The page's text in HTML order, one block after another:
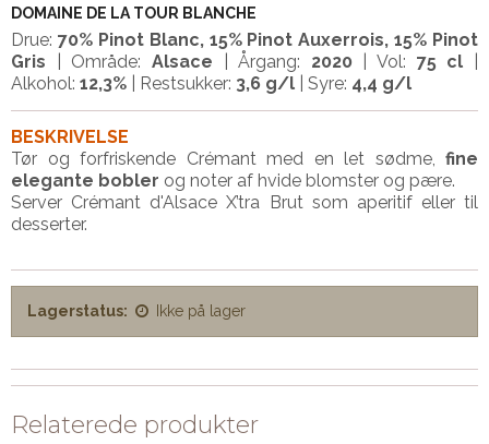
DOMAINE DE LA TOUR BLANCHE
Drue: 70% Pinot Blanc, 15% Pinot Auxerrois, 15% Pinot
Gris | Område: Alsace | Årgang: 2020| Vol: 75 cl
Alkohol: 12,3% | Restsukker: 3,6 g/l | Syre: 4,4 g/l
BESKRIVELSE
Tør og forfriskende Crémant med en let sødme, fine
elegante bobler og noter af hvide blomster og pære.
Server Crémant d'Alsace X’tra Brut som aperitif eller til
desserter.
Lagerstatus: Ikke på lager
Relaterede produkter